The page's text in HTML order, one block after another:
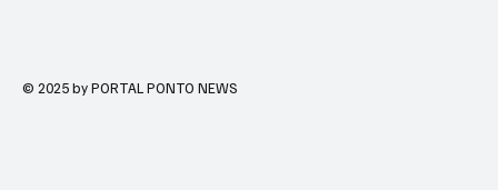
© 2025 by PORTAL PONTO NEWS